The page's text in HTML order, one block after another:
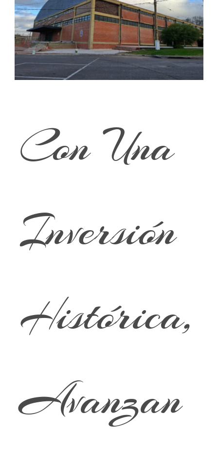
Con Una
Inversión
Histórica,
Avanzan